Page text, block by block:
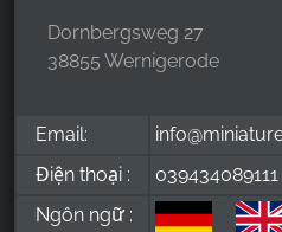
Dornbergsweg 27
38855 Wernigerode
Email:
Điện thoại :
039434089111
Ngôn ngữ :